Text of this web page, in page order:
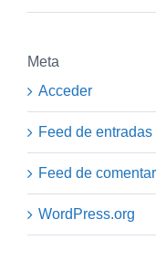
Meta
Acceder
Feed de entradas
Feed de
WordPress.org